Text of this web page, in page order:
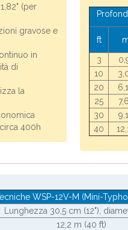
(per
gravose e
in
di
la
400h
ft
3
10
20
25
30
40
WSP-12V-M (Mini-
Lunghezza 30,5 cm (12"),
12,2 m (40 ft)